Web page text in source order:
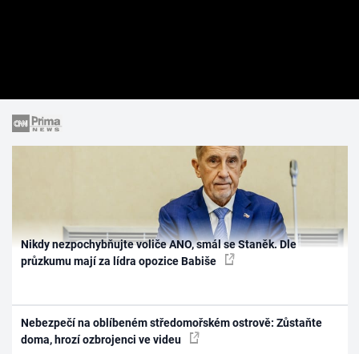
Nikdy nezpochybňujte voliče ANO, smál se Staněk. Dle
průzkumu mají za lídra opozice Babiše
Nebezpečí na oblíbeném středomořském ostrově: Zůstaňte
doma, hrozí ozbrojenci ve videu